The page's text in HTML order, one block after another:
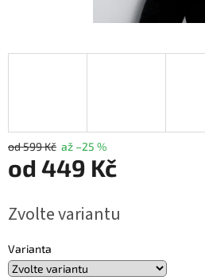
od 599 Kč až –25 %
od 449 Kč
cena:
Zvolte variantu
Varianta